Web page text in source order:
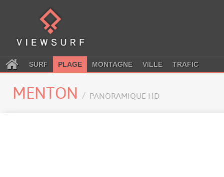
SURF PLAGE MONTAGNE VILLE TRAFIC
MENTON PANORAMIQUE HD